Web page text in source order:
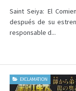
Saint Seiya: El
después de su
responsable d...
EXCLAMATION